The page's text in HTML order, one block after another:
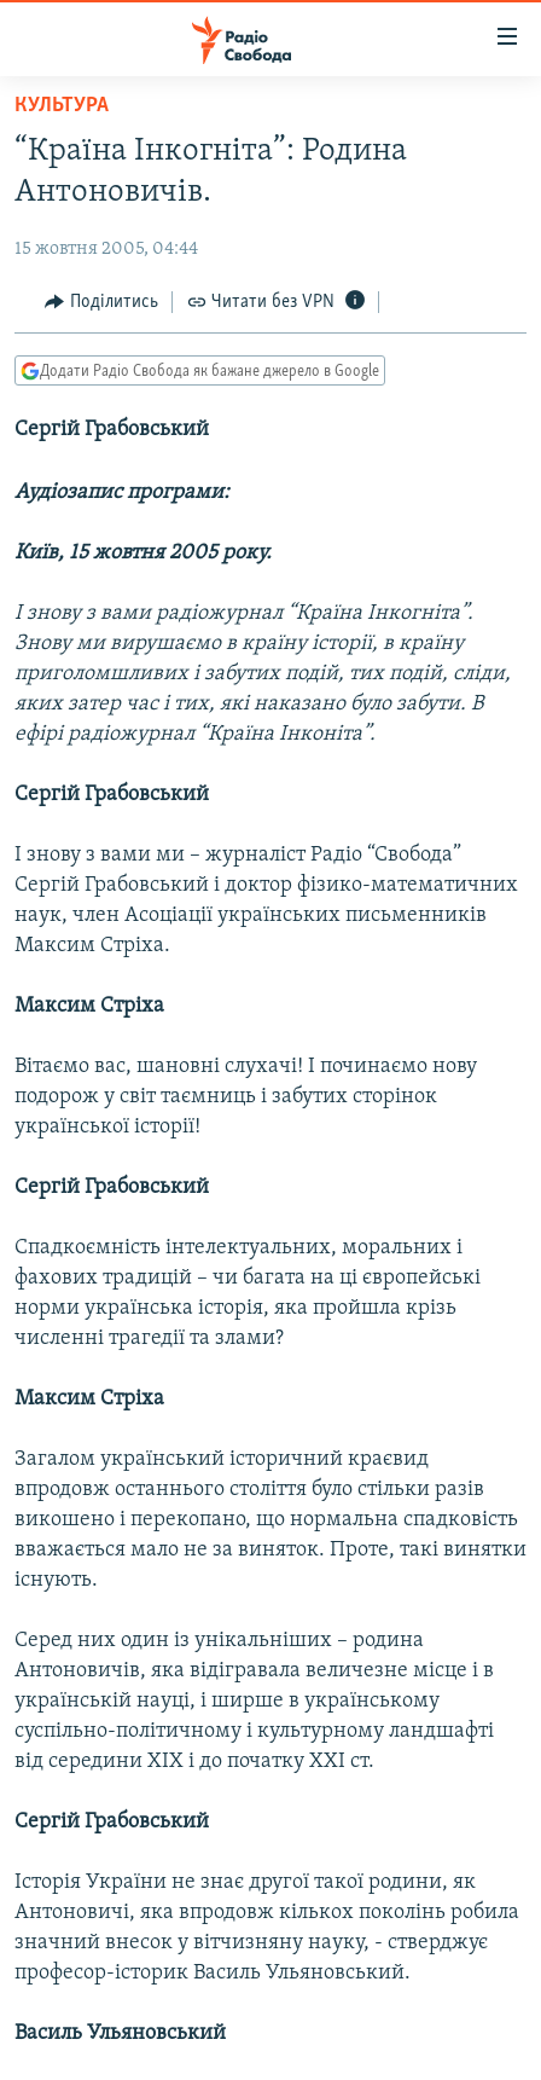
Перейти
основного
матеріалу
до
навігації
Перейти
до
РАДІО СВОБОДА – 70 РОКІВ
ВСЕ ЗА ДОБУ
ПОЛІТИКА
ЕКОНОМІКА
КУЛЬТУРА
СПОРТ
ВІЙНА
РОСІЙСЬКА «ФІЛЬТРАЦІЯ»
КРИМ.РЕАЛІЇ
ТИ ЯК?
СХЕМИ
МУЛЬТИМЕДІА
ФОТО
СПЕЦПРОЄКТИ
ПОДКАСТИ
РУС
КТАТ
ДОЛУЧАЙСЯ!
Усі сайти RFE/RL
КУЛЬТУРА
“Країна Інкогніта”: Родина
Антоновичів.
15 жовтня 2005, 04:44
Поділитись Читати без VPN
Додати Радіо Свобода як бажане джерело в Google
Сергій Грабовський
Аудіозапис програми:
Київ, 15 жовтня 2005 року.
І знову з вами радіожурнал “Країна Інкогніта”.
Знову ми вирушаємо в країну історії, в країну
приголомшливих і забутих подій, тих подій, сліди,
яких затер час і тих, які наказано було забути. В
ефірі радіожурнал “Країна Інконіта”.
Сергій Грабовський
І знову з вами ми – журналіст Радіо “Свобода”
Сергій Грабовський і доктор фізико-математичних
наук, член Асоціації українських письменників
Максим Стріха.
Максим Стріха
Вітаємо вас, шановні слухачі! І починаємо нову
подорож у світ таємниць і забутих сторінок
української історії!
Сергій Грабовський
Спадкоємність інтелектуальних, моральних і
фахових традицій – чи багата на ці європейські
норми українська історія, яка пройшла крізь
численні трагедії та злами?
Максим Стріха
Загалом український історичний краєвид
впродовж останнього століття було стільки разів
викошено і перекопано, що нормальна спадковість
вважається мало не за виняток. Проте, такі винятки
існують.
Серед них один із унікальніших – родина
Антоновичів, яка відігравала величезне місце і в
українській науці, і ширше в українському
суспільно-політичному і культурному ландшафті
від середини ХІХ і до початку ХХІ ст.
Сергій Грабовський
Історія України не знає другої такої родини, як
Антоновичі, яка впродовж кількох поколінь робила
значний внесок у вітчизняну науку, - стверджує
професор-історик Василь Ульяновський.
Василь Ульяновський